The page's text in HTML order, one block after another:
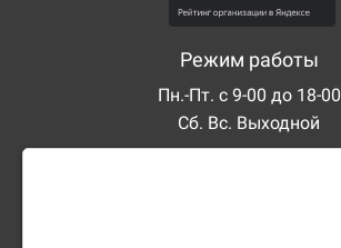
Режим работы
Пн.-Пт. с 9-00 до 18-00
Сб. Вс. Выходной